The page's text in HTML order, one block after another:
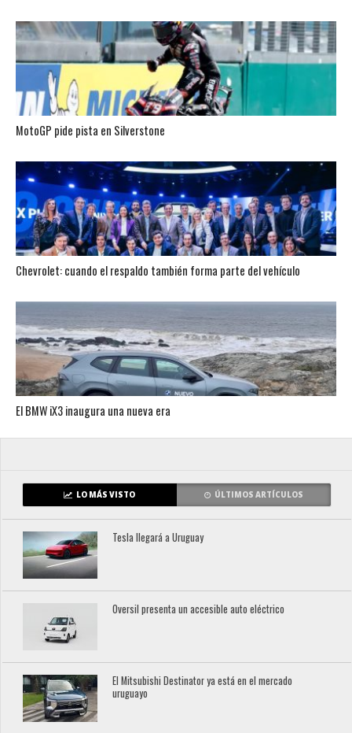
MotoGP pide pista en Silverstone
Chevrolet: cuando el respaldo también forma parte del vehículo
El BMW iX3 inaugura una nueva era
LO MÁS VISTO ÚLTIMOS ARTÍCULOS
Tesla llegará a Uruguay
Oversil presenta un accesible auto eléctrico
El Mitsubishi Destinator ya está en el mercado
uruguayo